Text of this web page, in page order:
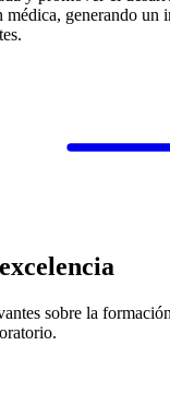
médica, generando un
sobre la